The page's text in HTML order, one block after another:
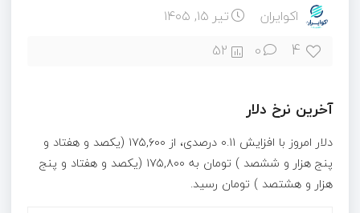
اکوایران تیر ۱۵, ۱۴۰۵
4
0
52
آخرین نرخ دلار
دلار امروز با افزایش ۰.۱۱ درصدی، از ۱۷۵,۶۰۰ (یکصد و هفتاد و
پنج هزار و ششصد ) تومان به ۱۷۵,۸۰۰ (یکصد و هفتاد و پنج
هزار و هشتصد ) تومان رسید.